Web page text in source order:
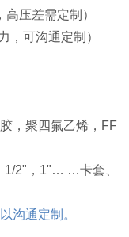
压差需定制）
可沟通定制）
，聚四氟乙烯，FF
2"，1"… …卡套、
沟通定制。